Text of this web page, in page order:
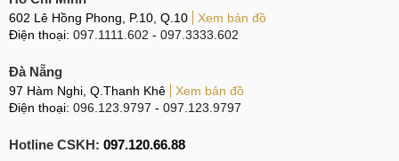
Dù không am hiểu về công nghệ, nhưng người dùng vẫn có
15 Pro Max báo động main đang gặp sự cố như sau:
Bạn cắm sạc hoặc đã thay viên Pin mới cho điện thoại
602 Lê Hồng Phong, P.10, Q.10
Xem bản đồ
Điện thoại: 097.1111.602 - 097.3333.602
Đà Nẵng
97 Hàm Nghi, Q.Thanh Khê
Xem bản đồ
Điện thoại: 096.123.9797 - 097.123.9797
Hotline CSKH: 097.120.66.88